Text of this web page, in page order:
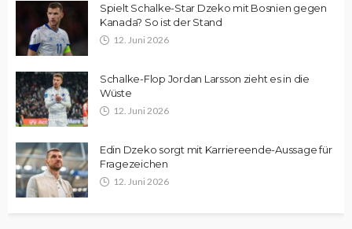
Spielt Schalke-Star Dzeko mit Bosnien gegen
Kanada? So ist der Stand
12. Juni 2026
Schalke-Flop Jordan Larsson zieht es in die
Wüste
12. Juni 2026
Edin Dzeko sorgt mit Karriereende-Aussage für
Fragezeichen
12. Juni 2026